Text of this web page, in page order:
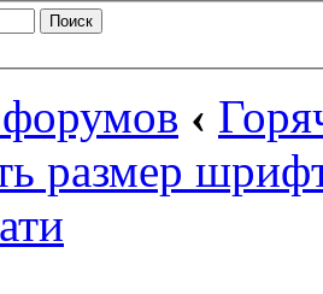
‹
размер